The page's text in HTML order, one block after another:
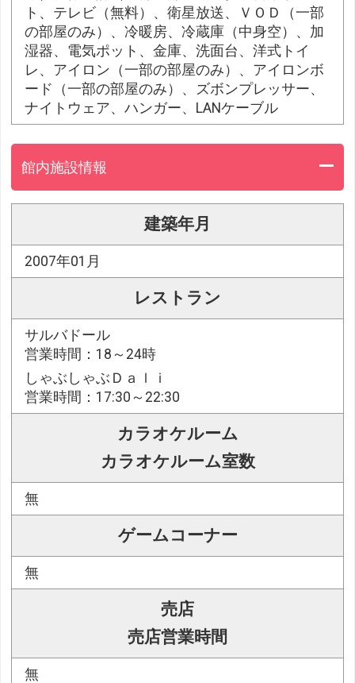
ト、テレビ（無料）、衛星放送、ＶＯＤ（一部
の部屋のみ）、冷暖房、冷蔵庫（中身空）、加
湿器、電気ポット、金庫、洗面台、洋式トイ
レ、アイロン（一部の部屋のみ）、アイロンボ
ード（一部の部屋のみ）、ズボンプレッサー、
ナイトウェア、ハンガー、LANケーブル
館内施設情報
建築年月
2007年01月
レストラン
サルバドール
営業時間：18～24時
しゃぶしゃぶＤａｌｉ
営業時間：17:30～22:30
カラオケルーム
カラオケルーム室数
無
ゲームコーナー
無
売店
売店営業時間
無